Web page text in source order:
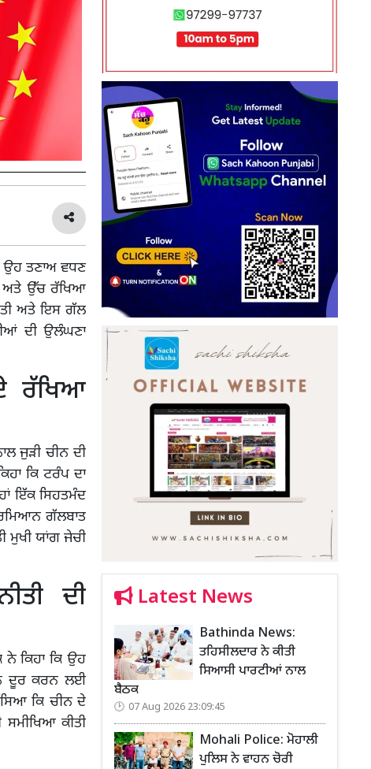
ਉਹ ਤਣਾਅ ਵਧਣ
ਅਤੇ ਉੱਚ ਰੱਖਿਆ
ਅਤੇ ਇਸ ਗੱਲ
ਦੀ ਉਲੰਘਣਾ
ਰੱਖਿਆ
ਜੁੜੀ ਚੀਨ ਦੀ
ਕਿ ਟਰੰਪ ਦਾ
ਇੱਕ ਸਿਹਤਮੰਦ
ਗੱਲਬਾਤ
ਮੁਖੀ ਯਾਂਗ ਜੇਚੀ
ਦੀ
ਨੇ ਕਿਹਾ ਕਿ ਉਹ
ਦੂਰ ਕਰਨ ਲਈ
ਕਿ ਚੀਨ ਦੇ
ਕੀਤੀ
Latest News
Bathinda News:
ਤਹਿਸੀਲਦਾਰ ਨੇ ਕੀਤੀ
ਸਿਆਸੀ ਪਾਰਟੀਆਂ ਨਾਲ
ਬੈਠਕ
07 Aug 2026 23:09:45
Mohali Police: ਮੋਹਾਲੀ
ਪੁਲਿਸ ਨੇ ਵਾਹਨ ਚੋਰੀ